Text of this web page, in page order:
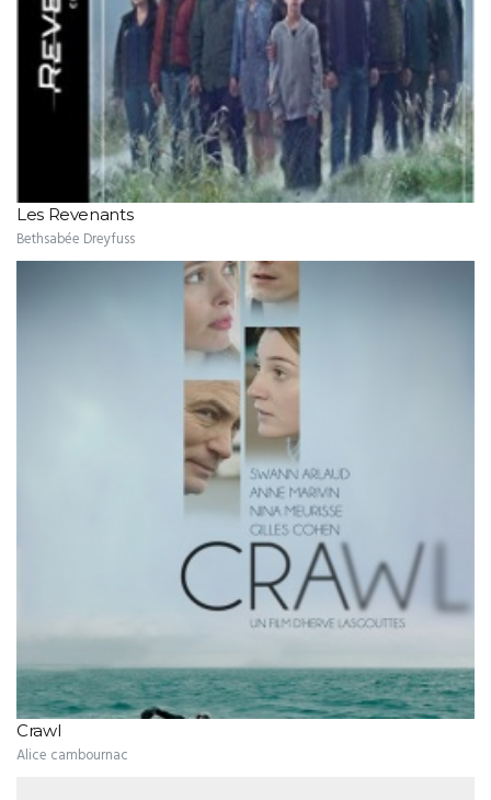
Les Revenants
Bethsabée Dreyfuss
Crawl
Alice cambournac